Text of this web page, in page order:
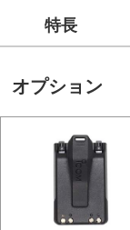
特長
オプション